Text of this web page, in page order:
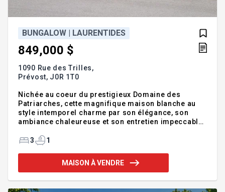
BUNGALOW | LAURENTIDES
849,000 $
1090 Rue des Trilles,
Prévost, J0R 1T0
Nichée au coeur du prestigieux Domaine des
Patriarches, cette magnifique maison blanche au
style intemporel charme par son élégance, son
ambiance chaleureuse et son entretien impeccable.
confort et de bien-être. Elle offre 3 chambres à
foyer au bois, un garage et une pièce polyvalente
aux multiples possibilités. À l'extérieur, une superbe
3 1
MAISON À VENDRE